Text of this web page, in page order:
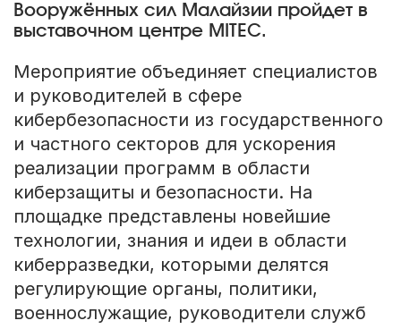
Вооружённых сил Малайзии пройдет в
выставочном центре MITEC.
Мероприятие объединяет специалистов
и руководителей в сфере
кибербезопасности из государственного
и частного секторов для ускорения
реализации программ в области
киберзащиты и безопасности. На
площадке представлены новейшие
технологии, знания и идеи в области
киберразведки, которыми делятся
регулирующие органы, политики,
военнослужащие, руководители служб